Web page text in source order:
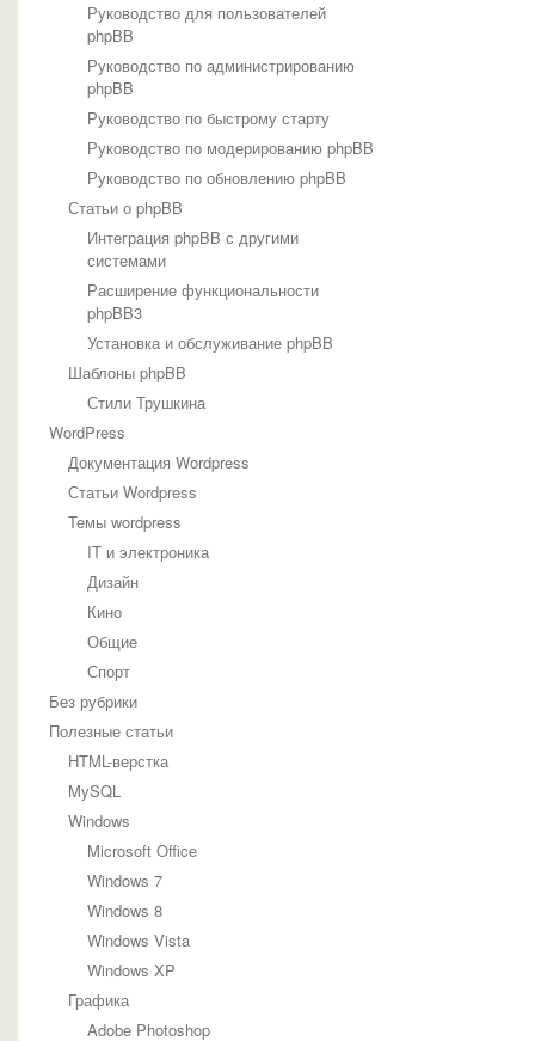
Руководство для пользователей
phpBB
Руководство по администрированию
phpBB
Руководство по быстрому старту
Руководство по модерированию phpBB
Руководство по обновлению phpBB
Статьи о phpBB
Интеграция phpBB с другими
системами
Расширение функциональности
phpBB3
Установка и обслуживание phpBB
Шаблоны phpBB
Стили Трушкина
WordPress
Документация Wordpress
Статьи Wordpress
Темы wordpress
IT и электроника
Дизайн
Кино
Общие
Спорт
Без рубрики
Полезные статьи
HTML-верстка
MySQL
Windows
Microsoft Office
Windows 7
Windows 8
Windows Vista
Windows XP
Графика
Adobe Photoshop